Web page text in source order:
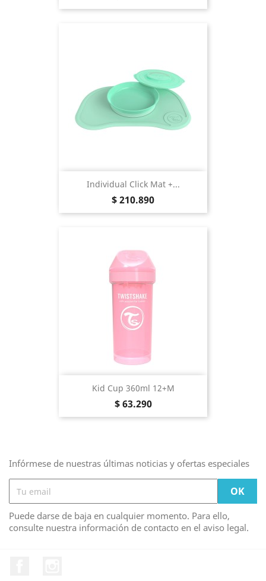
Individual Click Mat +...
Precio
$ 210.890
Kid Cup 360ml 12+m
Precio
$ 63.290
Infórmese de nuestras últimas noticias y ofertas especiales
Puede darse de baja en cualquier momento. Para ello,
consulte nuestra información de contacto en el aviso legal.